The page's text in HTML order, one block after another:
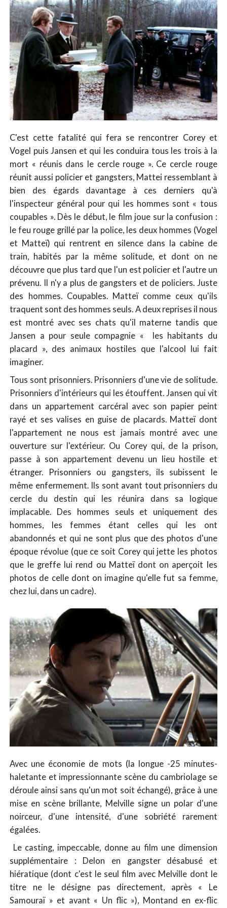
C'est cette fatalité qui fera se rencontrer Corey et
Vogel puis Jansen et qui les conduira tous les trois à la
mort « réunis dans le cercle rouge ». Ce cercle rouge
réunit aussi policier et gangsters, Mattei ressemblant à
bien des égards davantage à ces derniers qu'à
l'inspecteur général pour qui les hommes sont « tous
coupables ». Dès le début, le film joue sur la confusion :
le feu rouge grillé par la police, les deux hommes (Vogel
et Matteï) qui rentrent en silence dans la cabine de
train, habités par la même solitude, et dont on ne
découvre que plus tard que l'un est policier et l'autre un
prévenu. Il n'y a plus de gangsters et de policiers. Juste
des hommes. Coupables. Matteï comme ceux qu'ils
traquent sont des hommes seuls. A deux reprises il nous
est montré avec ses chats qu'il materne tandis que
Jansen a pour seule compagnie « les habitants du
placard », des animaux hostiles que l'alcool lui fait
imaginer.
Tous sont prisonniers. Prisonniers d'une vie de solitude.
Prisonniers d'intérieurs qui les étouffent. Jansen qui vit
dans un appartement carcéral avec son papier peint
rayé et ses valises en guise de placards. Matteï dont
l'appartement ne nous est jamais montré avec une
ouverture sur l'extérieur. Ou Corey qui, de la prison,
passe à son appartement devenu un lieu hostile et
étranger. Prisonniers ou gangsters, ils subissent le
même enfermement. Ils sont avant tout prisonniers du
cercle du destin qui les réunira dans sa logique
implacable. Des hommes seuls et uniquement des
hommes, les femmes étant celles qui les ont
abandonnés et qui ne sont plus que des photos d'une
époque révolue (que ce soit Corey qui jette les photos
que le greffe lui rend ou Matteï dont on aperçoit les
photos de celle dont on imagine qu'elle fut sa femme,
chez lui, dans un cadre).
Avec une économie de mots (la longue -25 minutes-
haletante et impressionnante scène du cambriolage se
déroule ainsi sans qu'un mot soit échangé), grâce à une
mise en scène brillante, Melville signe un polar d'une
noirceur, d'une intensité, d'une sobriété rarement
égalées.
Le casting, impeccable, donne au film une dimension
supplémentaire : Delon en gangster désabusé et
hiératique (dont c'est le seul film avec Melville dont le
titre ne le désigne pas directement, après « Le
Samouraï » et avant « Un flic »), Montand en ex-flic